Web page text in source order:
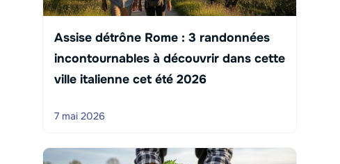
Assise détrône Rome : 3 randonnées
incontournables à découvrir dans cette
ville italienne cet été 2026
7 mai 2026